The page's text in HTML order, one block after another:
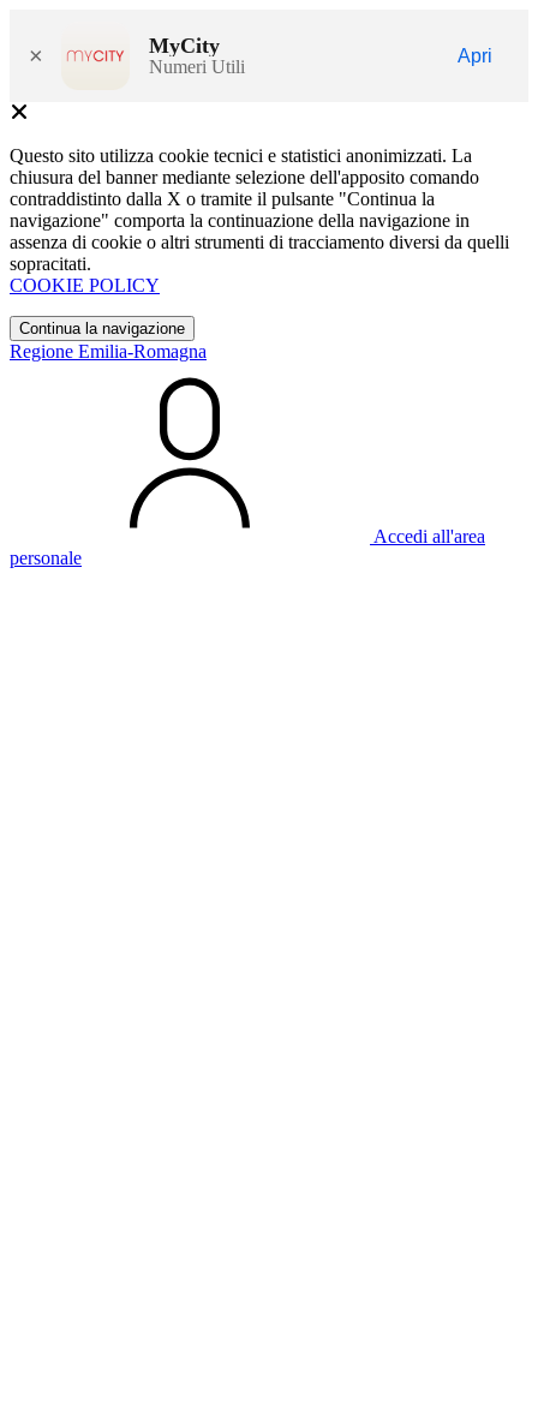
× MyCity
Numeri Utili
Apri
Questo sito utilizza cookie tecnici e statistici anonimizzati. La
chiusura del banner mediante selezione dell'apposito comando
contraddistinto dalla X o tramite il pulsante "Continua la
navigazione" comporta la continuazione della navigazione in
assenza di cookie o altri strumenti di tracciamento diversi da quelli
sopracitati.
COOKIE POLICY
Continua la navigazione
Regione Emilia-Romagna
Accedi all'area
personale